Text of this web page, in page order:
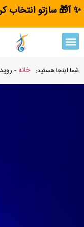
✨ آ🎁 سازتو انتخاب
شما اینجا هستید: خانه-